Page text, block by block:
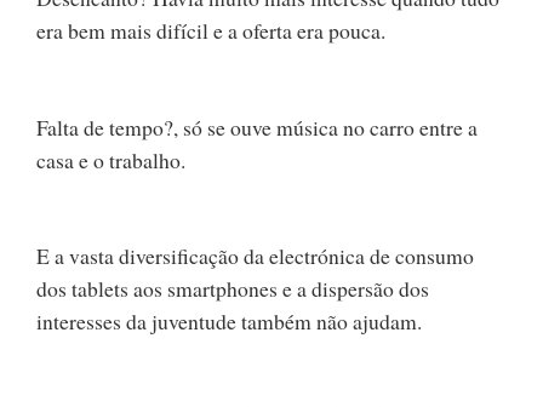
era bem mais difícil e a oferta era pouca.
Falta de tempo?, só se ouve música no carro entre a
casa e o trabalho.
E a vasta diversificação da electrónica de consumo
dos tablets aos smartphones e a dispersão dos
interesses da juventude também não ajudam.